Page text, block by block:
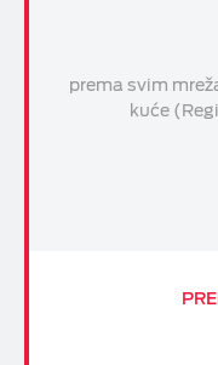
prema svim
kuće